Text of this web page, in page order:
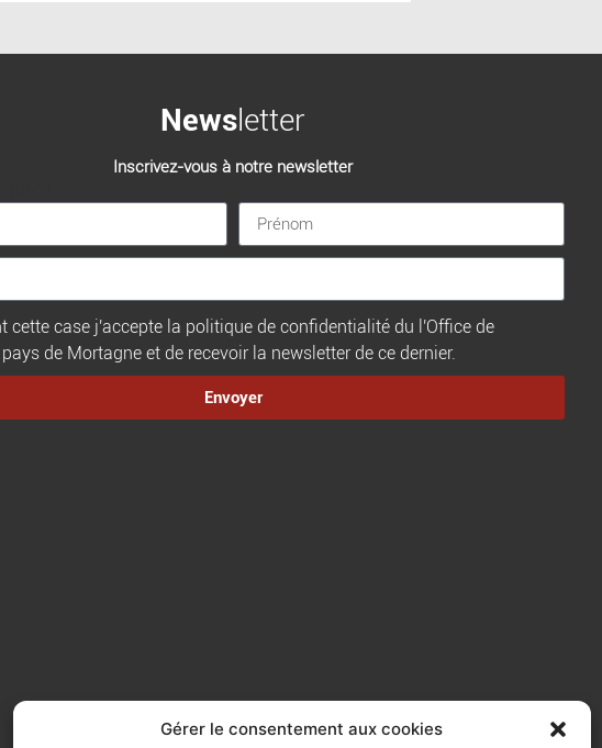
Gérer le consentement aux cookies
Newsletter
Inscrivez-vous à notre newsletter
cette case j'accepte la politique de confidentialité du l'Office de
de Mortagne et de recevoir la newsletter de ce dernier.
Envoyer